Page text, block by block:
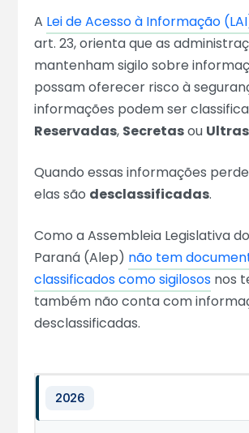
A Lei de Acesso à Informação
art. 23, orienta que as
mantenham sigilo sobre
possam oferecer risco à
informações podem ser
Reservadas, Secretasou
Quando essas informações
elas são desclassificadas.
Como a Assembleia Legislativa
Paraná (Alep) não tem
classificados como sigilosos nos
também não conta com
desclassificadas.
2026